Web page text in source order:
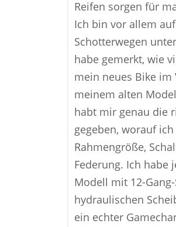
Reifen sorgen für
Ich bin vor allem
Schotterwegen
habe gemerkt, wie
mein neues Bike im
meinem alten
habt mir genau die
gegeben, worauf
Rahmengröße,
Federung. Ich habe
Modell mit 12-
hydraulischen
ein echter